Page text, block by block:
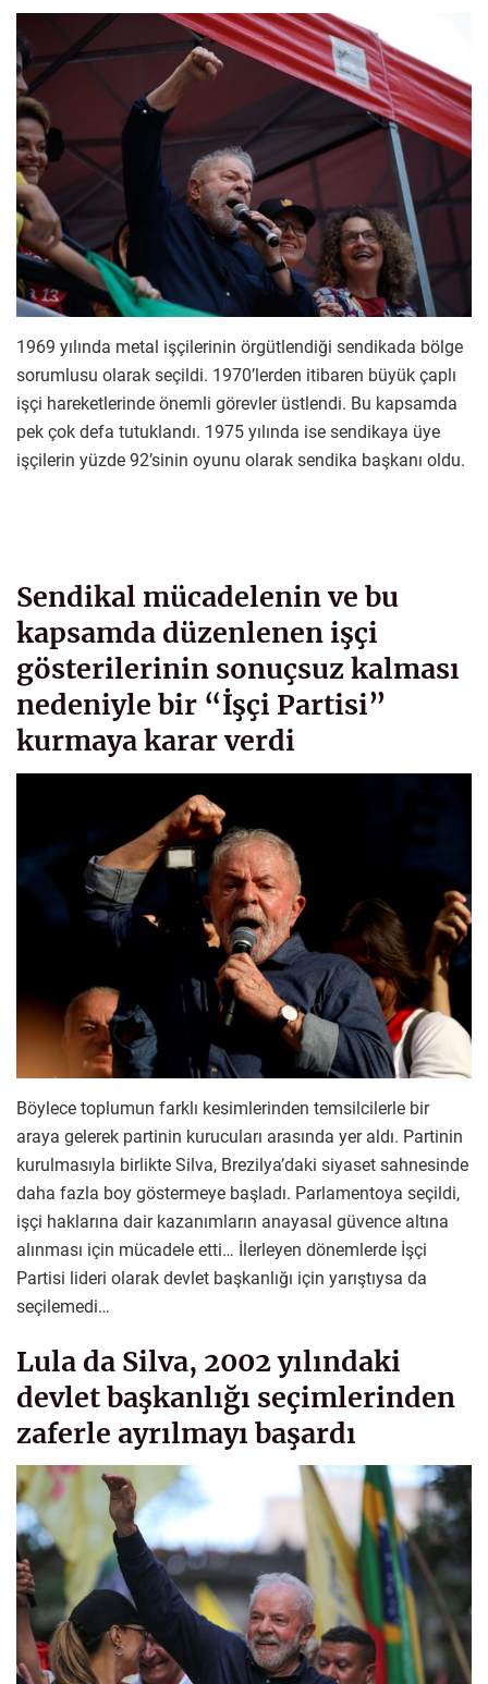
1969 yılında metal işçilerinin örgütlendiği sendikada bölge
sorumlusu olarak seçildi. 1970’lerden itibaren büyük çaplı
işçi hareketlerinde önemli görevler üstlendi. Bu kapsamda
pek çok defa tutuklandı. 1975 yılında ise sendikaya üye
işçilerin yüzde 92’sinin oyunu olarak sendika başkanı oldu.
Sendikal mücadelenin ve bu
kapsamda düzenlenen işçi
gösterilerinin sonuçsuz kalması
nedeniyle bir “İşçi Partisi”
kurmaya karar verdi
Böylece toplumun farklı kesimlerinden temsilcilerle bir
araya gelerek partinin kurucuları arasında yer aldı. Partinin
kurulmasıyla birlikte Silva, Brezilya’daki siyaset sahnesinde
daha fazla boy göstermeye başladı. Parlamentoya seçildi,
işçi haklarına dair kazanımların anayasal güvence altına
alınması için mücadele etti… İlerleyen dönemlerde İşçi
Partisi lideri olarak devlet başkanlığı için yarıştıysa da
seçilemedi…
Lula da Silva, 2002 yılındaki
devlet başkanlığı seçimlerinden
zaferle ayrılmayı başardı